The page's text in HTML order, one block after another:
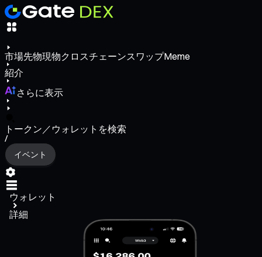
市場先物現物クロスチェーンスワップMeme
紹介
さらに表示
トークン／ウォレットを検索
/
イベント
ウォレット
詳細